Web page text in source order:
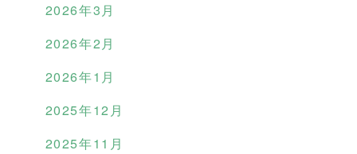
2026年3月
2026年2月
2026年1月
2025年12月
2025年11月